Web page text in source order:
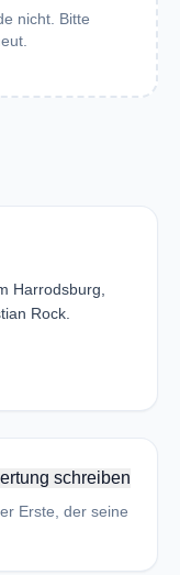
nicht. Bitte
Harrodsburg,
Rock.
schreiben
Erste, der seine